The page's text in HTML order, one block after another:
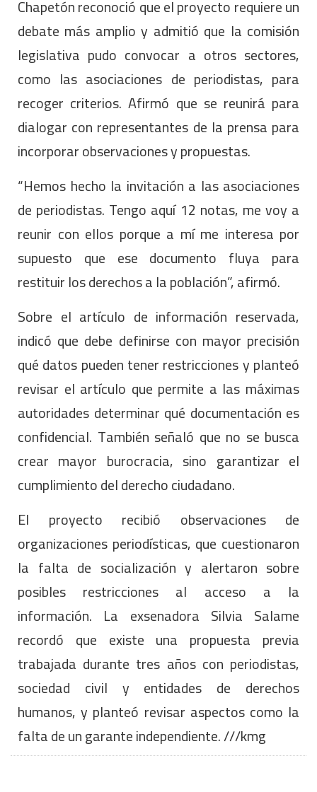
Chapetón reconoció que el proyecto requiere un
debate más amplio y admitió que la comisión
legislativa pudo convocar a otros sectores,
como las asociaciones de periodistas, para
recoger criterios. Afirmó que se reunirá para
dialogar con representantes de la prensa para
incorporar observaciones y propuestas.
“Hemos hecho la invitación a las asociaciones
de periodistas. Tengo aquí 12 notas, me voy a
reunir con ellos porque a mí me interesa por
supuesto que ese documento fluya para
restituir los derechos a la población”, afirmó.
Sobre el artículo de información reservada,
indicó que debe definirse con mayor precisión
qué datos pueden tener restricciones y planteó
revisar el artículo que permite a las máximas
autoridades determinar qué documentación es
confidencial. También señaló que no se busca
crear mayor burocracia, sino garantizar el
cumplimiento del derecho ciudadano.
El proyecto recibió observaciones de
organizaciones periodísticas, que cuestionaron
la falta de socialización y alertaron sobre
posibles restricciones al acceso a la
información. La exsenadora Silvia Salame
recordó que existe una propuesta previa
trabajada durante tres años con periodistas,
sociedad civil y entidades de derechos
humanos, y planteó revisar aspectos como la
falta de un garante independiente. ///kmg